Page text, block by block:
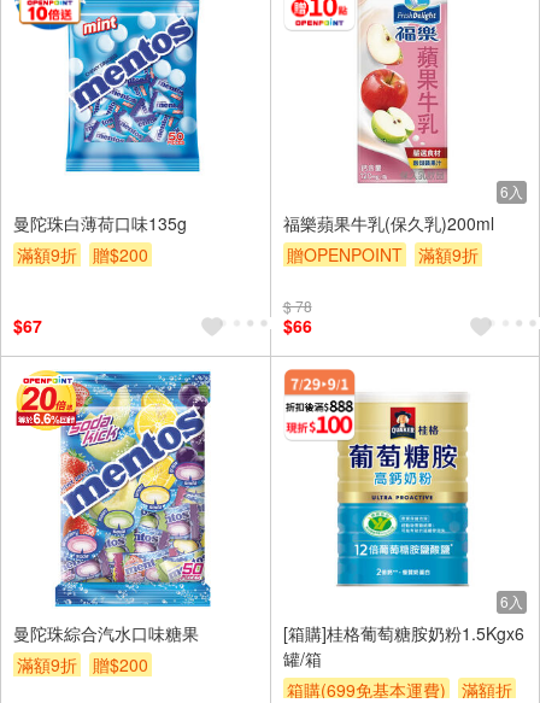
曼陀珠白薄荷口味135g
滿額9折
贈$200
$67
6入
福樂蘋果牛乳(保久乳)200ml
贈OPENPOINT
滿額9折
$ 78
$66
曼陀珠綜合汽水口味糖果
滿額9折
贈$200
6入
[箱購]桂格葡萄糖胺奶粉1.5Kgx6
罐/箱
箱購(699免基本運費)
滿額折